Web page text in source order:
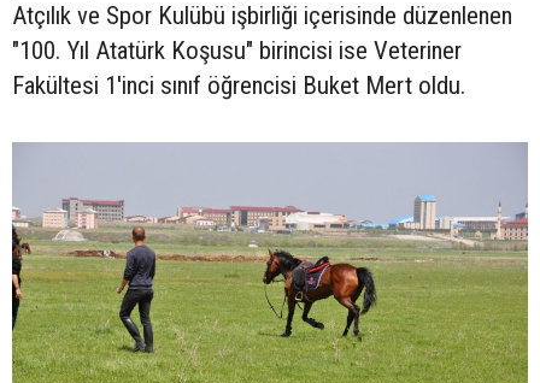
Atçılık ve Spor Kulübü işbirliği içerisinde düzenlenen
"100. Yıl Atatürk Koşusu" birincisi ise Veteriner
Fakültesi 1'inci sınıf öğrencisi Buket Mert oldu.